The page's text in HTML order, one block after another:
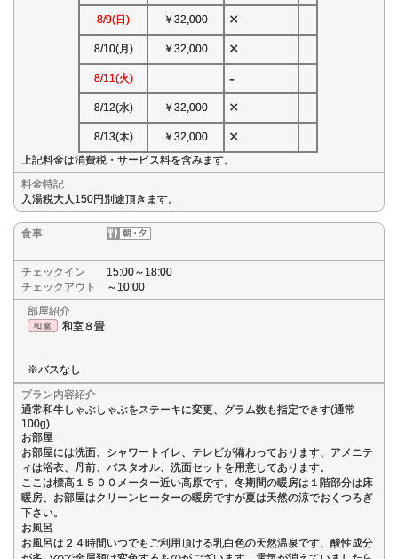
8/9(日) ￥32,000 ×
8/10(月) ￥32,000 ×
8/11(火) -
8/12(水) ￥32,000 ×
8/13(木) ￥32,000 ×
上記料金は消費税・サービス料を含みます。
料金特記
入湯税大人150円別途頂きます。
食事
チェックイン
15:00～18:00
チェックアウト
～10:00
部屋紹介
和室８畳
※バスなし
プラン内容紹介
通常和牛しゃぶしゃぶをステーキに変更、グラム数も指定できす(通常
100g)
お部屋
お部屋には洗面、シャワートイレ、テレビが備わっております、アメニテ
ィは浴衣、丹前、バスタオル、洗面セットを用意してあります。
ここは標高１５００メーター近い高原です。冬期間の暖房は１階部分は床
暖房、お部屋はクリーンヒーターの暖房ですが夏は天然の涼でおくつろぎ
下さい。
お風呂
お風呂は２４時間いつでもご利用頂ける乳白色の天然温泉です、酸性成分